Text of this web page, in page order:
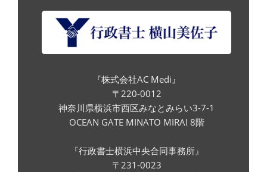
『株式会社AC Medi』
〒220-0012
神奈川県横浜市西区みなとみらい3-7-1
OCEAN GATE MINATO MIRAI 8階
『行政書士横浜中央合同事務所』
〒231-0023